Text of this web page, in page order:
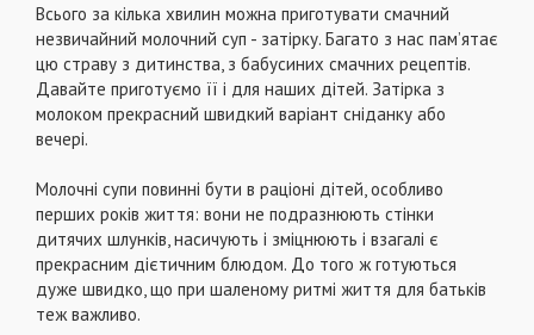
Всього за кілька хвилин можна приготувати смачний
незвичайний молочний суп - затірку. Багато з нас пам’ятає
цю страву з дитинства, з бабусиних смачних рецептів.
Давайте приготуємо її і для наших дітей. Затірка з
молоком прекрасний швидкий варіант сніданку або
вечері.
Молочні супи повинні бути в раціоні дітей, особливо
перших років життя: вони не подразнюють стінки
дитячих шлунків, насичують і зміцнюють і взагалі є
прекрасним дієтичним блюдом. До того ж готуються
дуже швидко, що при шаленому ритмі життя для батьків
теж важливо.